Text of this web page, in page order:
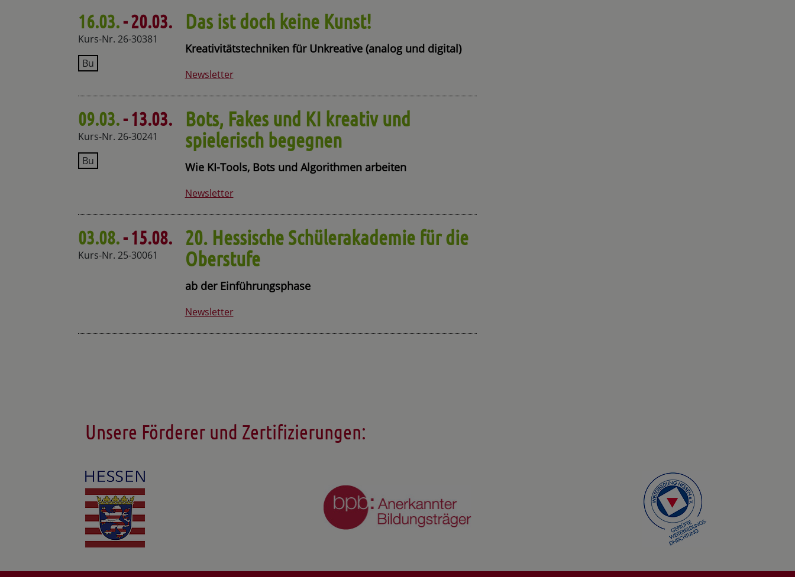
16.03.- 20.03.
Kurs-Nr. 26-30381
Bu
Das ist doch keine Kunst!
Kreativitätstechniken für Unkreative (analog und digital)
Newsletter
09.03.- 13.03.
Kurs-Nr. 26-30241
Bu
Bots, Fakes und KI kreativ und
spielerisch begegnen
Wie KI-Tools, Bots und Algorithmen arbeiten
Newsletter
03.08.- 15.08.
Kurs-Nr. 25-30061
20. Hessische Schülerakademie für die
Oberstufe
ab der Einführungsphase
Newsletter
Unsere Förderer und Zertifizierungen: